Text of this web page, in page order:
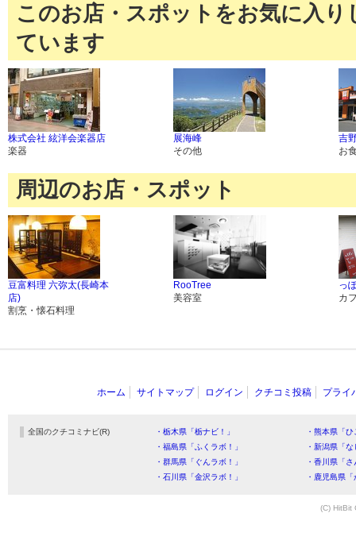
このお店・スポットをお気に入
ています
株式会社 絃洋会楽器店
楽器
展海峰
その他
吉
お
周辺のお店・スポット
豆富料理 六弥太(長崎本
店)
割烹・懐石料理
RooTree
美容室
っ
カ
ホーム サイトマップ ログイン クチコミ投稿 プライ
全国のクチコミナビ(R) ・栃木県「栃ナビ！」
・熊本県「
・福島県「ふくラボ！」
・新潟県「
・群馬県「ぐんラボ！」
・香川県「
・石川県「金沢ラボ！」
・鹿児島県
(C) HitBit